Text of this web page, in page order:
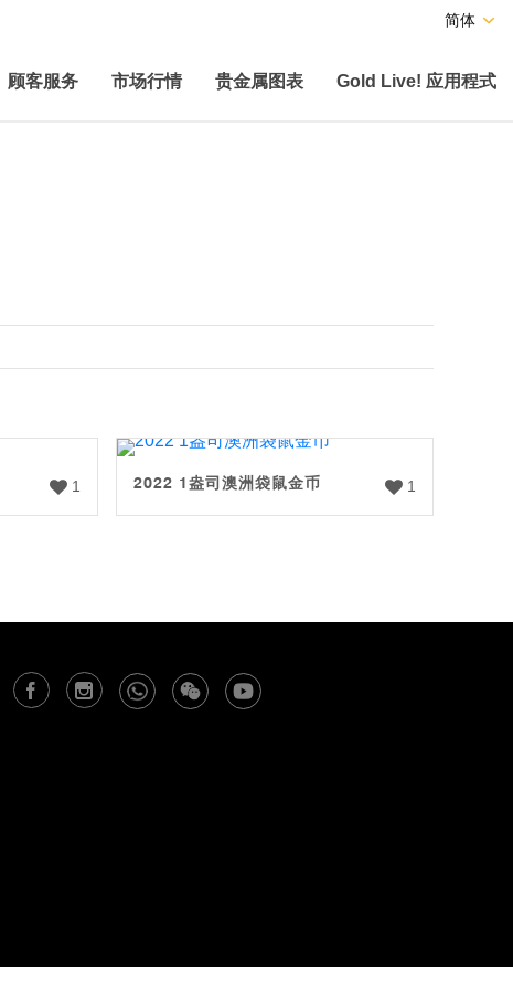
简体
顾客服务 市场行情 贵金属图表 Gold Live! 应用程式
1 1
2022 1盎司澳洲袋鼠金币